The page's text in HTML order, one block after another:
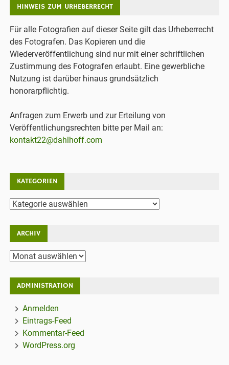
HINWEIS ZUM URHEBERRECHT
Für alle Fotografien auf dieser Seite gilt das Urheberrecht
des Fotografen. Das Kopieren und die
Wiederveröffentlichung sind nur mit einer schriftlichen
Zustimmung des Fotografen erlaubt. Eine gewerbliche
Nutzung ist darüber hinaus grundsätzlich
honorarpflichtig.
Anfragen zum Erwerb und zur Erteilung von
Veröffentlichungsrechten bitte per Mail an:
kontakt22@dahlhoff.com
KATEGORIEN
Kategorien
ARCHIV
Archiv
ADMINISTRATION
Anmelden
Eintrags-Feed
Kommentar-Feed
WordPress.org